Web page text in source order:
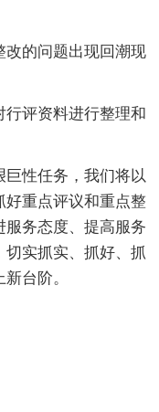
改的问题出现回潮现
行评资料进行整理和
性任务，我们将以
好重点评议和重点整
务态度、提高服务
切实抓实、抓好、抓
台阶。